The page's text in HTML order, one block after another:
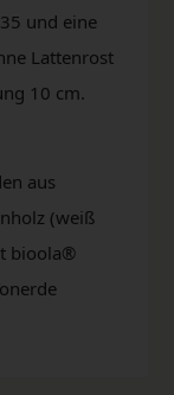
und eine
Lattenrost
10 cm.
aus
(weiß
bioola®